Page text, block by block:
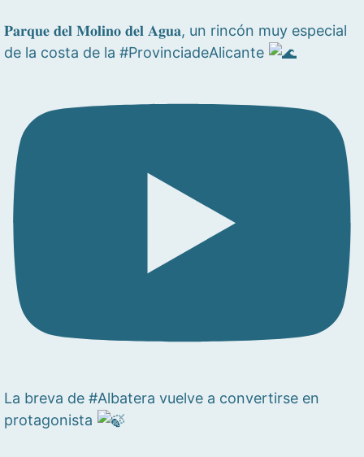
𝐏𝐚𝐫𝐪𝐮𝐞 𝐝𝐞𝐥 𝐌𝐨𝐥𝐢𝐧𝐨 𝐝𝐞𝐥 𝐀𝐠𝐮𝐚, un rincón muy especial
de la costa de la #ProvinciadeAlicante
La breva de #Albatera vuelve a convertirse en
protagonista